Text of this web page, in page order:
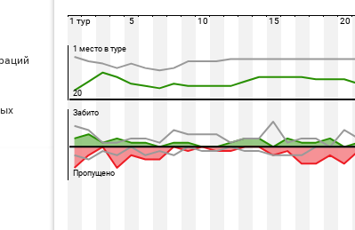
1 место в туре
20
Забито
Пропущено
1 тур 5 10 15 20